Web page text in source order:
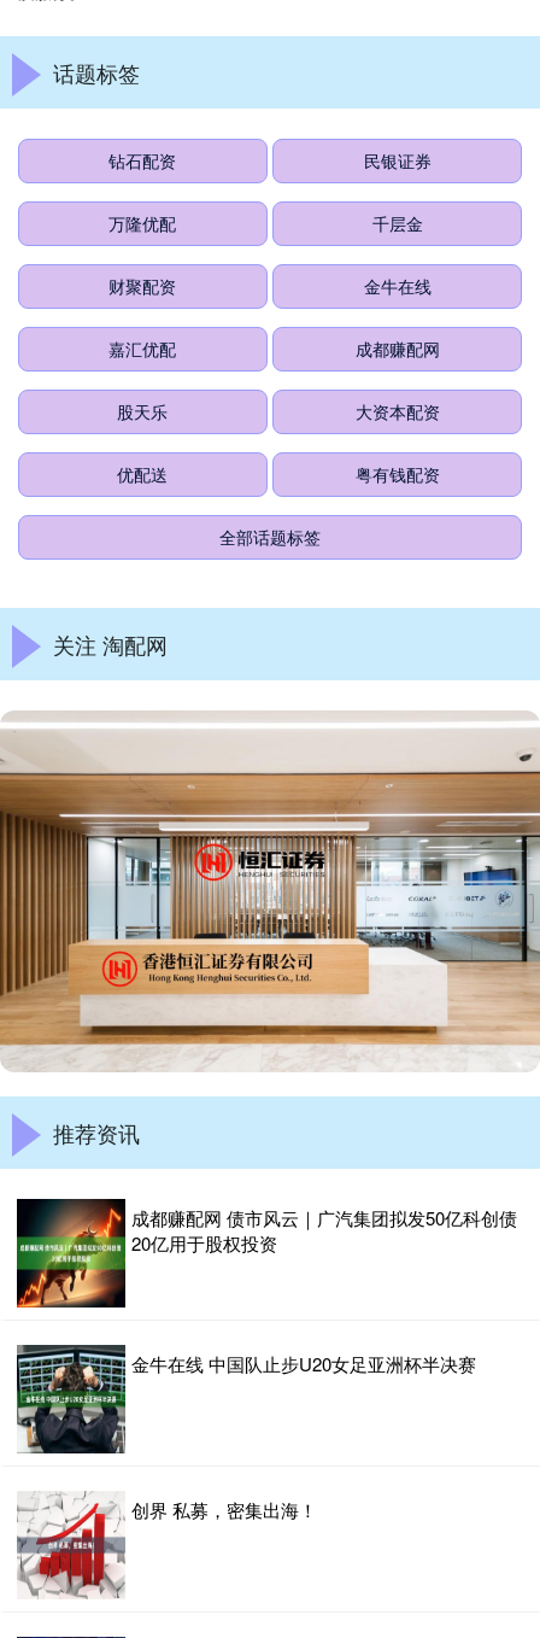
话题标签
钻石配资 民银证券
万隆优配 千层金
财聚配资 金牛在线
嘉汇优配 成都赚配网
股天乐 大资本配资
优配送 粤有钱配资
全部话题标签
关注 淘配网
推荐资讯
成都赚配网 债市风云｜广汽集团拟发50亿科创债
20亿用于股权投资
金牛在线 中国队止步U20女足亚洲杯半决赛
创界 私募，密集出海！